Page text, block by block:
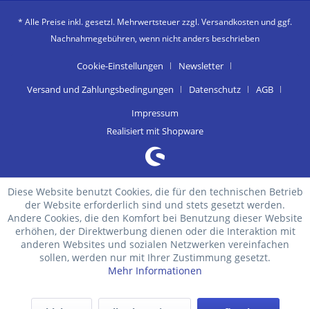
* Alle Preise inkl. gesetzl. Mehrwertsteuer zzgl.Versandkosten und ggf.
Nachnahmegebühren, wenn nicht anders beschrieben
Cookie-Einstellungen
Newsletter
Versand und Zahlungsbedingungen
Datenschutz
AGB
Impressum
Realisiert mit Shopware
Diese Website benutzt Cookies, die für den technischen Betrieb
der Website erforderlich sind und stets gesetzt werden.
Andere Cookies, die den Komfort bei Benutzung dieser Website
erhöhen, der Direktwerbung dienen oder die Interaktion mit
anderen Websites und sozialen Netzwerken vereinfachen
sollen, werden nur mit Ihrer Zustimmung gesetzt.
Mehr Informationen